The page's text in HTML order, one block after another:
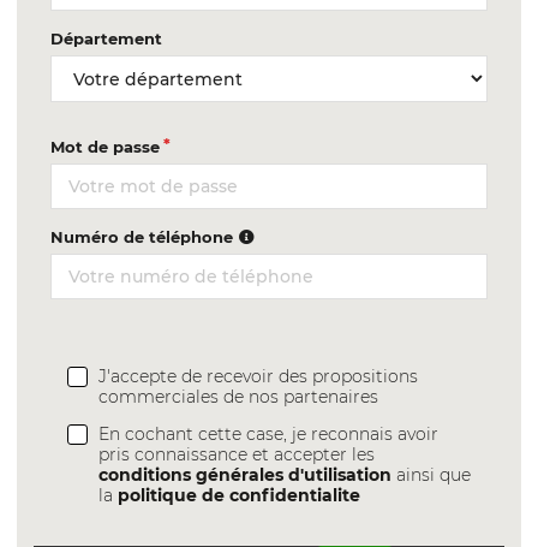
Département
Mot de passe
Numéro de téléphone
J'accepte de recevoir des propositions
commerciales de nos partenaires
En cochant cette case, je reconnais avoir
pris connaissance et accepter les
conditions générales d'utilisation ainsi que
la politique de confidentialite